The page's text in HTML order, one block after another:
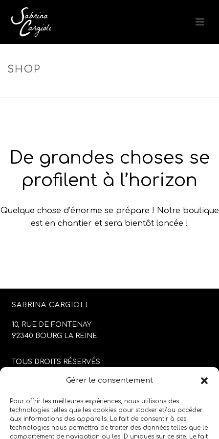
Gérer le consentement
Pour offrir les meilleures expériences, nous utilisons des
technologies telles que les cookies pour stocker et/ou accéder
aux informations des appareils. Le fait de consentir à ces
technologies nous permettra de traiter des données telles que le
comportement de navigation ou les ID uniques sur ce site. Le fait
SHOP
De grandes choses se
profilent à l’horizon
Quelque chose d’énorme se prépare ! Notre boutique
est en chantier et sera bientôt lancée !
SABRINA CARGIOLI
10, RUE DE FONTENAY
92340 BOURG LA REINE
TOUS DROITS RÉSERVÉS :
CONCEPTION DU SITE :
MENTIONS LÉGALES/CGV